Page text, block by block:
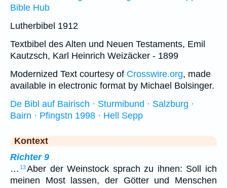
Bible Hub
Lutherbibel 1912
Textbibel des Alten und Neuen Testaments, Emil
Kautzsch, Karl Heinrich Weizäcker - 1899
Modernized Text courtesy of Crosswire.org, made
available in electronic format by Michael Bolsinger.
De Bibl auf Bairisch · Sturmibund · Salzburg ·
Bairn · Pfingstn 1998 · Hell Sepp
Kontext
Richter 9
… 13Aber der Weinstock sprach zu ihnen: Soll ich
meinen Most lassen, der Götter und Menschen